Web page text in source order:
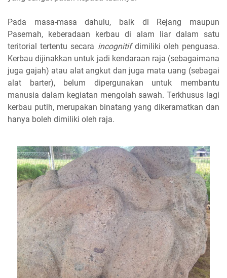
Pada masa-masa dahulu, baik di Rejang maupun
Pasemah, keberadaan kerbau di alam liar dalam satu
teritorial tertentu secara incognitifdimiliki oleh penguasa.
Kerbau dijinakkan untuk jadi kendaraan raja (sebagaimana
juga gajah) atau alat angkut dan juga mata uang (sebagai
alat barter), belum dipergunakan untuk membantu
manusia dalam kegiatan mengolah sawah. Terkhusus lagi
kerbau putih, merupakan binatang yang dikeramatkan dan
hanya boleh dimiliki oleh raja.